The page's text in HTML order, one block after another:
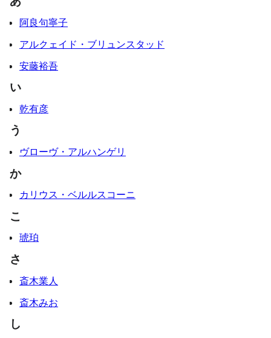
阿良句寧子
アルクェイド・ブリュンスタッド
安藤裕吾
い
乾有彦
う
ヴローヴ・アルハンゲリ
か
カリウス・ベルルスコーニ
こ
琥珀
さ
斎木業人
斎木みお
し